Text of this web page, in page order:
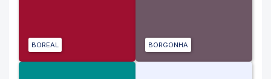
BOREAL BORGONHA